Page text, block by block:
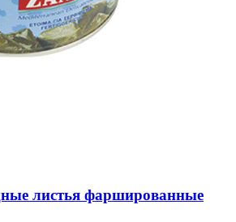
листья фаршированные